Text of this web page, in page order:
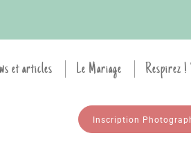
et articles Le Mariage Respirez
Inscription